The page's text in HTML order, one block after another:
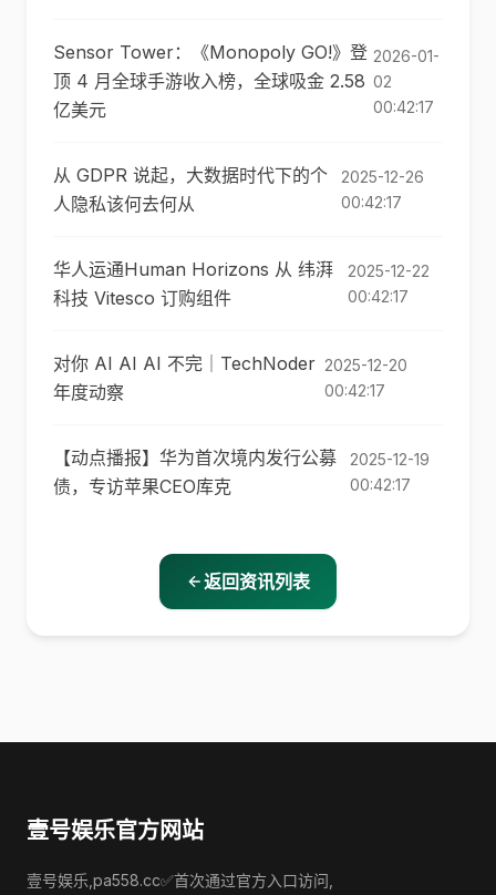
Sensor Tower：《Monopoly GO!》登
顶 4 月全球手游收入榜，全球吸金 2.58
亿美元
2026-01-
02
00:42:17
从 GDPR 说起，大数据时代下的个
人隐私该何去何从
2025-12-26
00:42:17
华人运通Human Horizo​​ns 从 纬湃
科技 Vitesco 订购组件
2025-12-22
00:42:17
对你 AI AI AI 不完｜TechNoder
年度动察
2025-12-20
00:42:17
【动点播报】华为首次境内发行公募
债，专访苹果CEO库克
2025-12-19
00:42:17
返回资讯列表
壹号娱乐官方网站
壹号娱乐,pa558.cc✅首次通过官方入口访问,